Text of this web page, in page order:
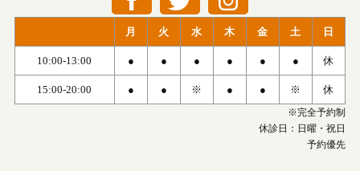
月 火 水 木 金 土 日
10:00-13:00 ● ● ● ● ● ● 休
15:00-20:00 ● ● ※ ● ● ※ 休
※完全予約制
休診日：日曜・祝日
予約優先